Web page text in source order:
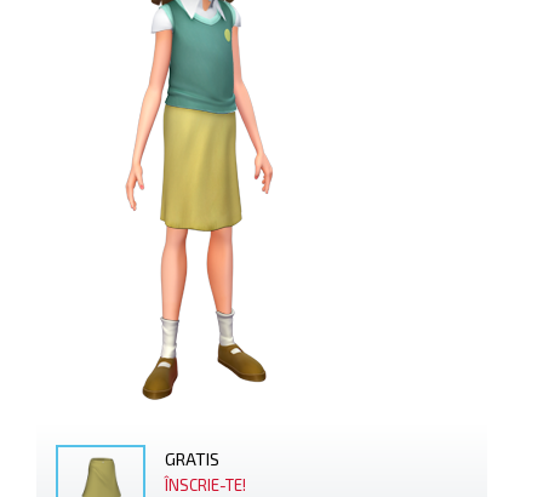
GRATIS
ÎNSCRIE-TE!